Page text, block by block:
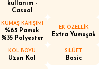
kullanım -
Casual
KUMAŞ KARIŞIMI
%65 Pamuk
%35 Polyester
EK ÖZELLİK
Extra Yumuşak
KOL BOYU
Uzun Kol
SİLÜET
Basic